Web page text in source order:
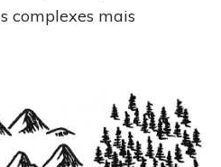
complexes mais